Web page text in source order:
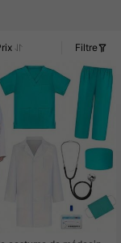
Filtre